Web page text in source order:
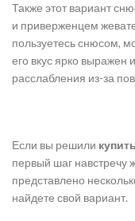
Также этот вариант
и приверженцем
пользуетесь снюсом,
его вкус ярко выражен
расслабления из-за
Если вы решили
первый шаг навстречу
представлено
найдете свой вариант.